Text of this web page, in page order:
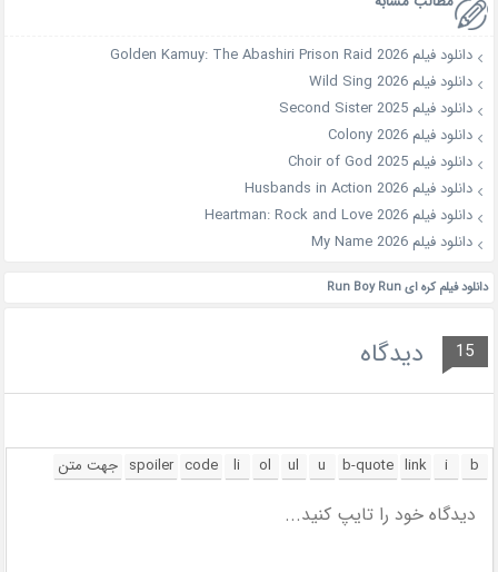
دانلود فیلم Golden Kamuy: The Abashiri Prison Raid 2026
دانلود فیلم Wild Sing 2026
دانلود فیلم Second Sister 2025
دانلود فیلم Colony 2026
دانلود فیلم Choir of God 2025
دانلود فیلم Husbands in Action 2026
دانلود فیلم Heartman: Rock and Love 2026
دانلود فیلم My Name 2026
دانلود فیلم کره ای Run Boy Run
15 دیدگاه